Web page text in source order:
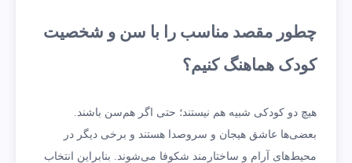
چطور مقصد مناسب را با سن و شخصیت
کودک هماهنگ کنیم؟
هیچ دو کودکی شبیه هم نیستند؛ حتی اگر هم‌سن باشند.
بعضی‌ها عاشق هیجان و سر‌وصدا هستند و برخی دیگر در
محیط‌های آرام و ساختارمند شکوفا می‌شوند. بنابراین انتخاب